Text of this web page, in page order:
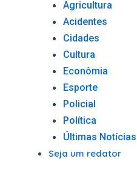
Agricultura
Acidentes
Cidades
Cultura
Econômia
Esporte
Policial
Política
Últimas Notícias
Seja um redator